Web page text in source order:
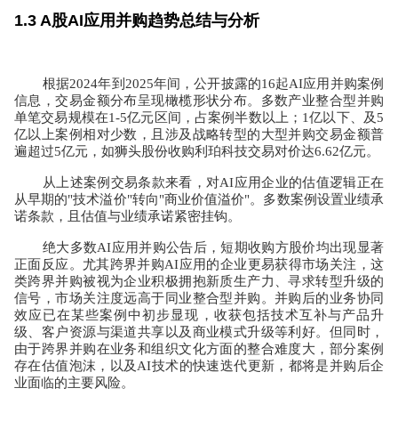
1.3 A股AI应用并购趋势总结与分析
根据2024年到 2025年间，公开披露的16起AI应用并购案例
信息，交易金额分布呈现橄榄形状分布。多数产业整合型并购
单笔交易规模在1-5亿元区间，占案例半数以上； 1亿以下、及 5
亿以上案例相对少数，且涉及战略转型的大型并购交易金额普
遍超过5亿元，如狮头股份收购利珀科技交易对价达6.62亿元。
从上述案例交易条款来看，对AI应用企业的估值逻辑正在
从早期的"技术溢价"转向"商业价值溢价"。多数案例设置业绩承
诺条款，且估值与业绩承诺紧密挂钩。
绝大多数AI应用并购公告后，短期收购方股价均出现显著
正面反应。尤其跨界并购AI应用的企业更易获得市场关注，这
类跨界并购被视为企业积极拥抱新质生产力、寻求转型升级的
信号，市场关注度远高于同业整合型并购。并购后的业务协同
效应已在某些案例中初步显现，收获包括技术互补与产品升
级、客户资源与渠道共享以及商业模式升级等利好。但同时，
由于跨界并购在业务和组织文化方面的整合难度大，部分案例
存在估值泡沫，以及 AI技术的快速迭代更新，都将是并购后企
业面临的主要风险。